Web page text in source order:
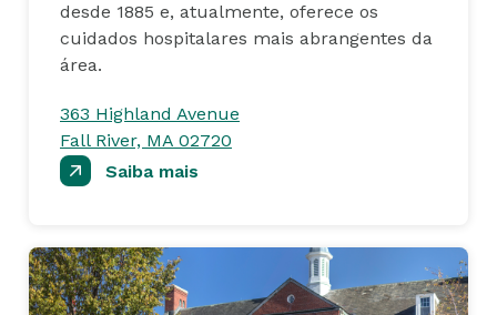
desde 1885 e, atualmente, oferece os
cuidados hospitalares mais abrangentes da
área.
363 Highland Avenue
Fall River, MA 02720
Saiba mais